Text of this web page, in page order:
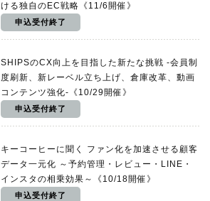
ける独自のEC戦略《11/6開催》
SHIPSのCX向上を目指した新たな挑戦 -会員制
度刷新、新レーベル立ち上げ、倉庫改革、動画
コンテンツ強化-《10/29開催》
キーコーヒーに聞く ファン化を加速させる顧客
データ一元化 ～予約管理・レビュー・LINE・
インスタの相乗効果～《10/18開催》